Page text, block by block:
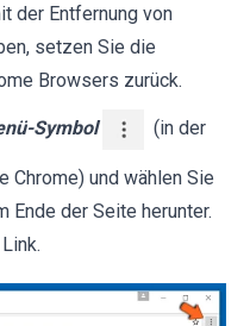
der Entfernung von
setzen Sie die
Browsers zurück.
Symbol (in der
Chrome) und wählen Sie
Ende der Seite herunter.
Link.